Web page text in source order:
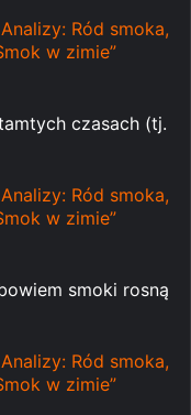
Ród smoka,
w zimie”
czasach (tj.
Ród smoka,
w zimie”
smoki rosną
Ród smoka,
w zimie”